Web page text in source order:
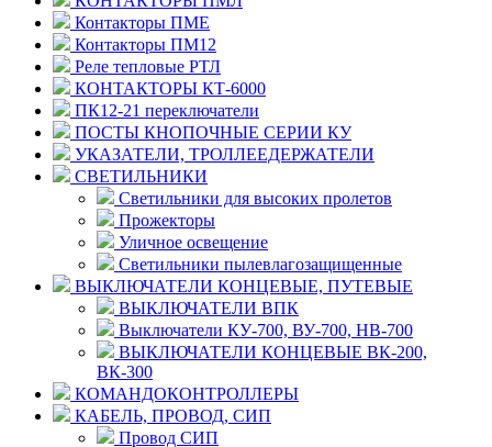
Контакторы ПМЕ
Контакторы ПМ12
Реле тепловые РТЛ
КОНТАКТОРЫ КТ-6000
ПК12-21 переключатели
ПОСТЫ КНОПОЧНЫЕ СЕРИИ КУ
УКАЗАТЕЛИ, ТРОЛЛЕЕДЕРЖАТЕЛИ
СВЕТИЛЬНИКИ
Светильники для высоких пролетов
Прожекторы
Уличное освещение
Светильники пылевлагозащищенные
ВЫКЛЮЧАТЕЛИ КОНЦЕВЫЕ, ПУТЕВЫЕ
ВЫКЛЮЧАТЕЛИ ВПК
Выключатели КУ-700, ВУ-700, НВ-700
ВЫКЛЮЧАТЕЛИ КОНЦЕВЫЕ ВК-200,
ВК-300
КОМАНДОКОНТРОЛЛЕРЫ
КАБЕЛЬ, ПРОВОД, СИП
Провод СИП